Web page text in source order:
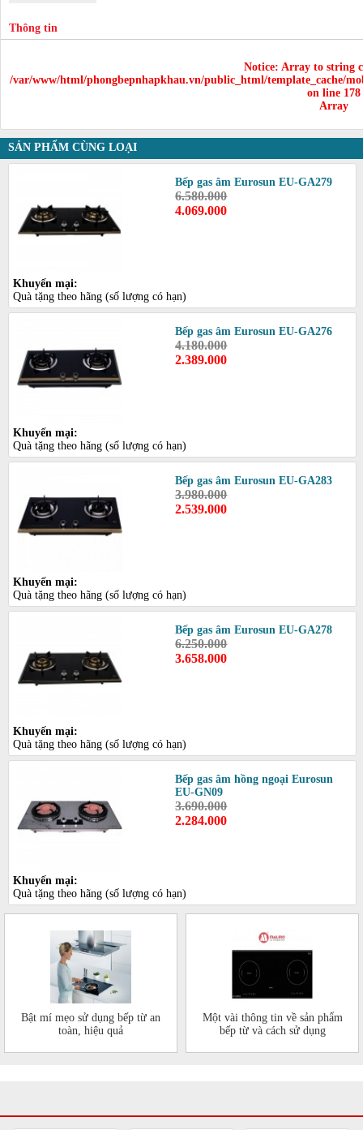
Thông tin
Notice: Array to string
/var/www/html/phongbepnhapkhau.vn/public_html/template_cache/
on line 178
Array
SẢN PHẨM CÙNG LOẠI
Bếp gas âm Eurosun EU-GA279
6.580.000
4.069.000
Khuyến mại:
Quà tặng theo hãng (số lượng có hạn)
Bếp gas âm Eurosun EU-GA276
4.180.000
2.389.000
Khuyến mại:
Quà tặng theo hãng (số lượng có hạn)
Bếp gas âm Eurosun EU-GA283
3.980.000
2.539.000
Khuyến mại:
Quà tặng theo hãng (số lượng có hạn)
Bếp gas âm Eurosun EU-GA278
6.250.000
3.658.000
Khuyến mại:
Quà tặng theo hãng (số lượng có hạn)
Bếp gas âm hồng ngoại Eurosun
EU-GN09
3.690.000
2.284.000
Khuyến mại:
Quà tặng theo hãng (số lượng có hạn)
Bật mí mẹo sử dụng bếp từ an
toàn, hiệu quả
Một vài thông tin về sản phẩm
bếp từ và cách sử dụng